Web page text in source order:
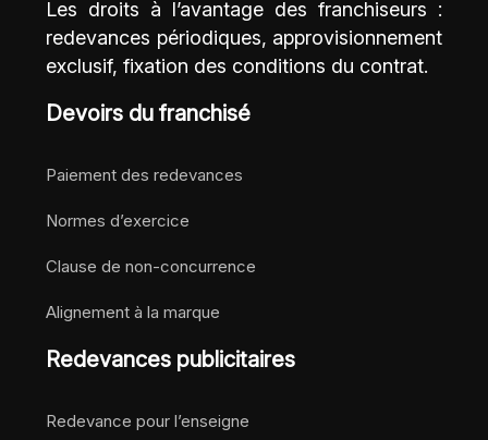
Les droits à l’avantage des franchiseurs :
redevances périodiques, approvisionnement
exclusif, fixation des conditions du contrat.
Devoirs du franchisé
Paiement des redevances
Normes d’exercice
Clause de non-concurrence
Alignement à la marque
Redevances publicitaires
Redevance pour l’enseigne